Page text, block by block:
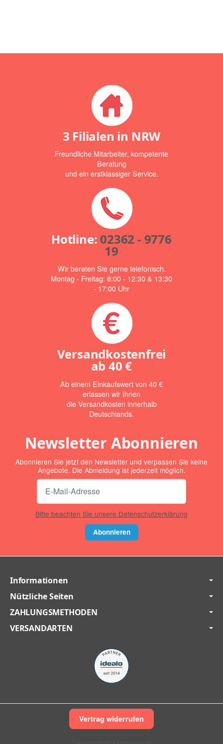
3 Filialen in NRW
Freundliche Mitarbeiter, kompetente
Beratung
und ein erstklassiger Service.
Hotline: 02362 - 9776
19
Wir beraten Sie gerne telefonisch.
Montag - Freitag: 8:00 - 12:30 & 13:30
- 17:00 Uhr
Versandkostenfrei
ab40 €
Ab einem Einkaufswert von 40 €
erlassen wir Ihnen
die Versandkosten innerhalb
Deutschlands.
Newsletter Abonnieren
Abonnieren Sie jetzt den Newsletter und verpassen Sie keine
Angebote. Die Abmeldung ist jederzeit möglich.
Bitte beachten Sie unsere Datenschutzerklärung
Abonnieren
Informationen
Nützliche Seiten
ZAHLUNGSMETHODEN
VERSANDARTEN
Vertrag widerrufen